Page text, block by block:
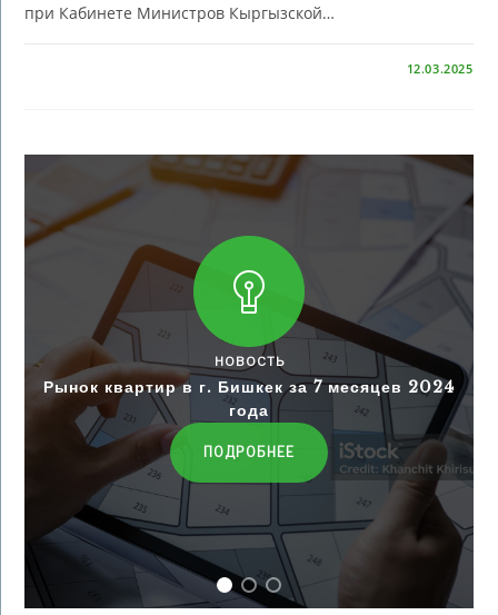
при Кабинете Министров Кыргызской…
12.03.2025
НОВОСТЬ
Рынок квартир в г. Бишкек за 7 месяцев 2024
года
ПОДРОБНЕЕ